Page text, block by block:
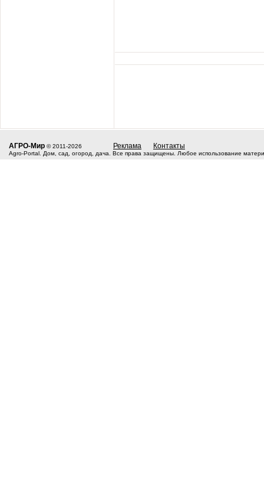
АГРО-Мир © 2011-2026 Реклама Контакты
Agro-Portal. Дом, сад, огород, дача. Все права защищены. Любое использование